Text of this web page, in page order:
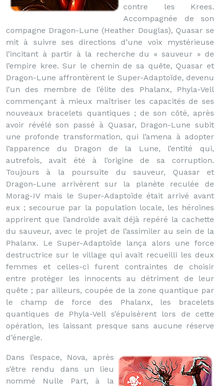
contre les Krees.
Accompagnée de son
compagne Dragon-Lune (Heather Douglas), Quasar se
mit à suivre ses directions d’une voix mystérieuse
l’incitant à partir à la recherche du « sauveur » de
l’empire kree. Sur le chemin de sa quête, Quasar et
Dragon-Lune affrontèrent le Super-Adaptoïde, devenu
l’un des membre de l’élite des Phalanx, Phyla-Vell
commençant à mieux maîtriser les capacités de ses
nouveaux bracelets quantiques ; de son côté, après
avoir révélé son passé à Quasar, Dragon-Lune subit
une profonde transformation, qui l’amena à adopter
l’apparence du Dragon de la Lune, l’entité qui,
autrefois, avait été à l’origine de sa corruption.
Toujours à la poursuite du sauveur, Quasar et
Dragon-Lune arrivèrent sur la planète reculée de
Morag-IV mais le Super-Adaptoïde était arrivé avant
eux ; secourue par la population locale, les héroïnes
apprirent que l’androïde avait déjà repéré la cachette
du sauveur, avec le projet de l’assimiler au sein de la
Phalanx. Le Super-Adaptoïde lança alors une force
destructrice sur le village qui avait recueilli les deux
femmes et celles-ci furent contraintes de choisir
entre protéger les innocents au détriment de leur
quête ; par ailleurs, coupée de la zone quantique par
le champ de force des Phalanx, les bracelets
quantiques de Phyla-Vell s’épuisèrent lors de cette
opération, les laissant presque sans aucune réserve
d’énergie.
Dans l’espace, Nova, après
s’être rendu dans un lieu
nommé Nulle Part, à la